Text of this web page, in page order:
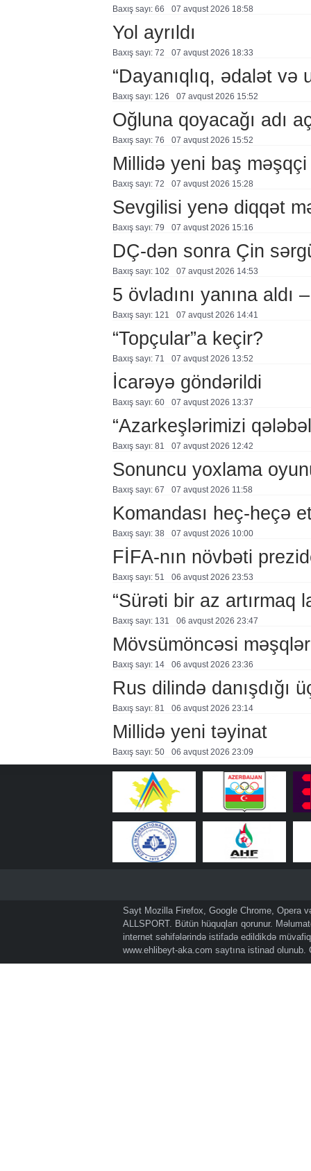
Baxış sayı: 66 07 avqust 2026 18:58
Yol ayrıldı
Baxış sayı: 72 07 avqust 2026 18:33
“Dayanıqlıq, ədalət
Baxış sayı: 126 07 avqust 2026 15:52
Oğluna qoyacağı adı
Baxış sayı: 76 07 avqust 2026 15:52
Millidə yeni baş məşqçi
Baxış sayı: 72 07 avqust 2026 15:28
Sevgilisi yenə diqqət
Baxış sayı: 79 07 avqust 2026 15:16
DÇ-dən sonra Çin
Baxış sayı: 102 07 avqust 2026 14:53
5 övladını yanına aldı
Baxış sayı: 121 07 avqust 2026 14:41
“Topçular”a keçir?
Baxış sayı: 71 07 avqust 2026 13:52
İcarəyə göndərildi
Baxış sayı: 60 07 avqust 2026 13:37
“Azarkeşlərimizi
Baxış sayı: 81 07 avqust 2026 12:42
Sonuncu yoxlama
Baxış sayı: 67 07 avqust 2026 11:58
Komandası heç-heçə
Baxış sayı: 38 07 avqust 2026 10:00
FİFA-nın növbəti
Baxış sayı: 51 06 avqust 2026 23:53
“Sürəti bir az artırmaq
Baxış sayı: 131 06 avqust 2026 23:47
Mövsümöncəsi
Baxış sayı: 14 06 avqust 2026 23:36
Rus dilində danışdığı
Baxış sayı: 81 06 avqust 2026 23:14
Millidə yeni təyinat
Baxış sayı: 50 06 avqust 2026 23:09
Sayt Mozilla Firefox, Google Chrome, Opera
ALLSPORT. Bütün hüquqları qorunur.
internet səhifələrində istifadə edildikdə
www.ehlibeyt-aka.com saytına istinad olunub.